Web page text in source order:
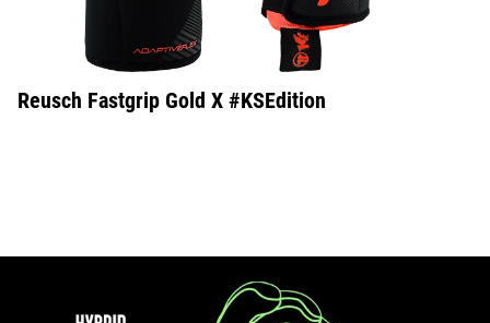
Reusch Fastgrip Gold X #KSEdition